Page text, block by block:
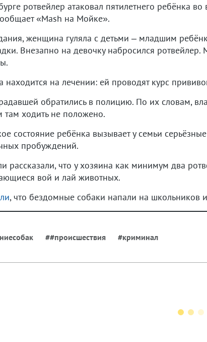
ротвейлер атаковал пятилетнего ребёнка
«Mash на Мойке».
женщина гуляла с детьми – младшим
Внезапно на девочку набросился
находится на лечении: ей проводят курс
обратились в полицию. По их словам,
там ходить не положено.
состояние ребёнка вызывает у семьи
пробуждений.
рассказали, что у хозяина как минимум два
вой и лай животных.
, что бездомные собаки напали на школьников
##происшествия #криминал